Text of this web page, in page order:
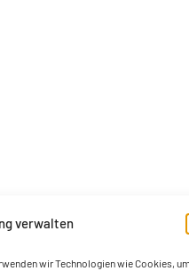
verwalten
wir Technologien wie Cookies,